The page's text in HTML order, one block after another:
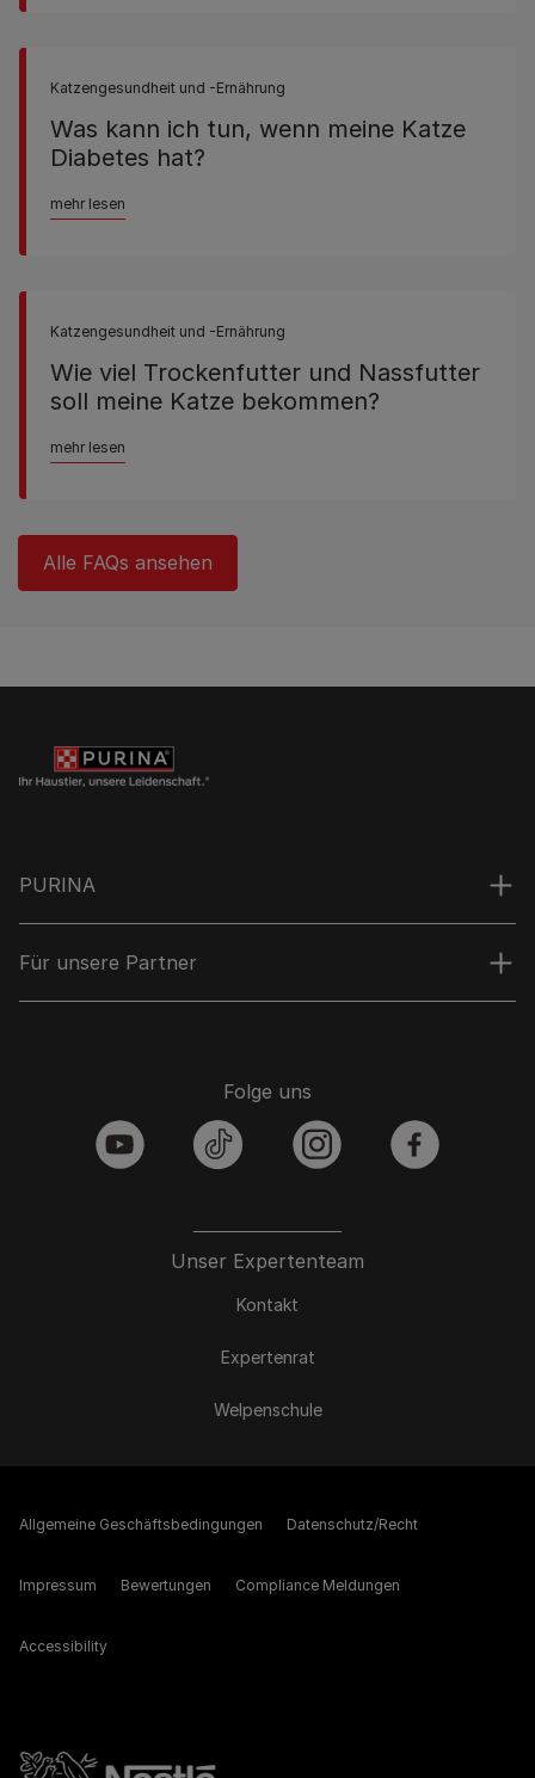
Katzengesundheit und -Ernährung
Was kann ich tun, wenn meine Katze
Diabetes hat?
mehr lesen
Katzengesundheit und -Ernährung
Wie viel Trockenfutter und Nassfutter
soll meine Katze bekommen?
mehr lesen
Alle FAQs ansehen
PURINA
Für unsere Partner
Unser Expertenteam
Kontakt
Expertenrat
Welpenschule
Folge uns
youtube tiktok instagram facebook
Allgemeine Geschäftsbedingungen Datenschutz/Recht
Impressum Bewertungen Compliance Meldungen
Accessibility